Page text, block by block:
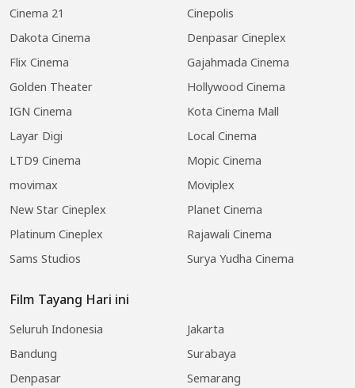
Cinema 21
Cinepolis
Dakota Cinema
Denpasar Cineplex
Flix Cinema
Gajahmada Cinema
Golden Theater
Hollywood Cinema
IGN Cinema
Kota Cinema Mall
Layar Digi
Local Cinema
LTD9 Cinema
Mopic Cinema
movimax
Moviplex
New Star Cineplex
Planet Cinema
Platinum Cineplex
Rajawali Cinema
Sams Studios
Surya Yudha Cinema
Film Tayang Hari ini
Seluruh Indonesia
Jakarta
Bandung
Surabaya
Denpasar
Semarang